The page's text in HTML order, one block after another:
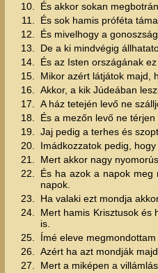
10.
És akkor sokan
11.
És sok hamis próféta
12.
És mivelhogy a
13.
De a ki mindvégig
14.
És az Isten országának
15.
Mikor azért látjátok majd,
16.
Akkor, a kik Júdeában
17.
A ház tetején levő ne
18.
És a mezőn levő ne
19.
Jaj pedig a terhes és
20.
Imádkozzatok pedig,
21.
Mert akkor nagy
22.
És ha azok a napok meg
napok.
23.
Ha valaki ezt mondja
24.
Mert hamis Krisztusok és
is.
25.
Ímé eleve megmondottam
26.
Azért ha azt mondják
27.
Mert a miképen a